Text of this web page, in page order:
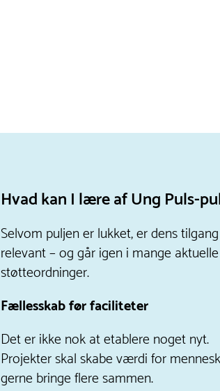
Hvad kan I lære af Ung Puls-
Selvom puljen er lukket, er dens
relevant – og går igen i mange aktuelle
støtteordninger.
Fællesskab før faciliteter
Det er ikke nok at etablere noget nyt.
Projekter skal skabe værdi for
gerne bringe flere sammen.